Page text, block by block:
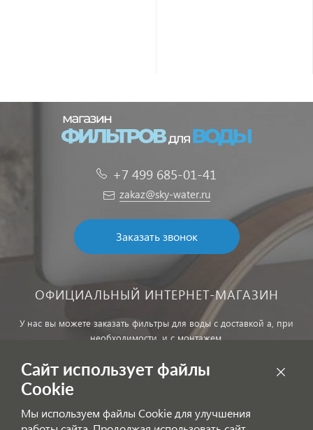
+7 499 685-01-41
zakaz@sky-water.ru
Заказать звонок
ОФИЦИАЛЬНЫЙ ИНТЕРНЕТ-МАГАЗИН
У нас вы можете заказать фильтры для воды с доставкой а, при
необходимости, и с монтажем.
офертой!
Сайт использует файлы
Cookie
Мы используем файлы Cookie для улучшения